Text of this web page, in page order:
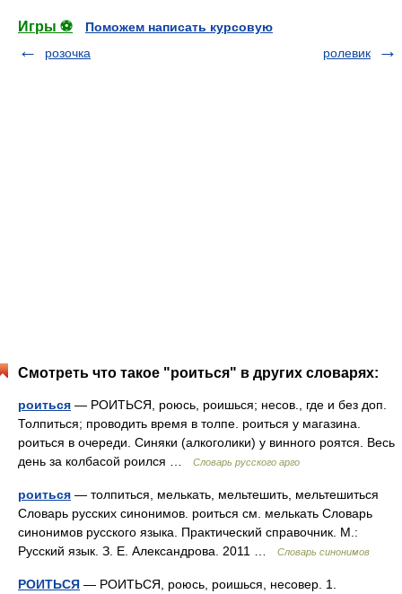
Игры ⚽
Поможем написать курсовую
розочка
ролевик
Смотреть что такое "роиться" в других словарях:
роиться — РОИТЬСЯ, роюсь, роишься; несов., где и без доп.
Толпиться; проводить время в толпе. роиться у магазина.
роиться в очереди. Синяки (алкоголики) у винного роятся. Весь
день за колбасой роился …
Словарь русского арго
роиться — толпиться, мелькать, мельтешить, мельтешиться
Словарь русских синонимов. роиться см. мелькать Словарь
синонимов русского языка. Практический справочник. М.:
Русский язык. З. Е. Александрова. 2011 …
Словарь синонимов
РОИТЬСЯ — РОИТЬСЯ, роюсь, роишься, несовер. 1.